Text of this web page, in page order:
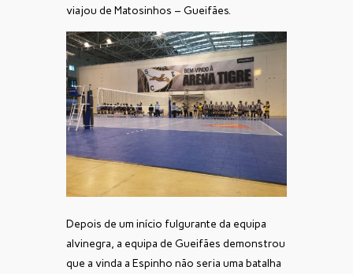
viajou de Matosinhos – Gueifães.
Depois de um início fulgurante da equipa
alvinegra, a equipa de Gueifães demonstrou
que a vinda a Espinho não seria uma batalha